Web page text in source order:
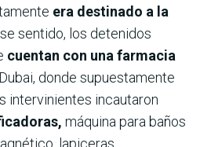
era destinado a la
sentido, los detenidos
cuentan con una farmacia
donde supuestamente
intervinientes incautaron
máquina para baños
lapiceras